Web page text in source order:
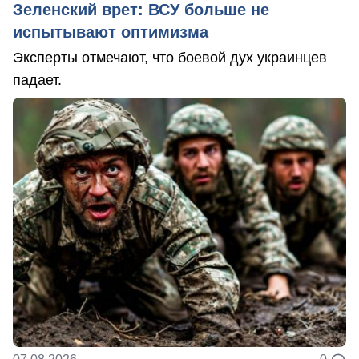
Зеленский врет: ВСУ больше не
испытывают оптимизма
Эксперты отмечают, что боевой дух украинцев
падает.